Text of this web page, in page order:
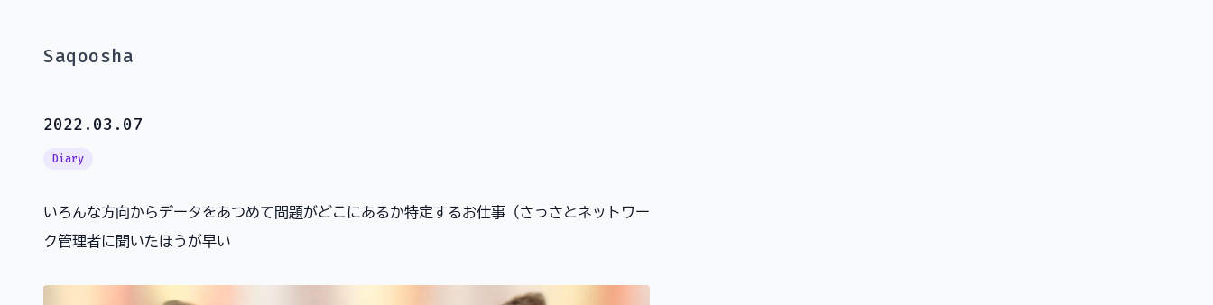
Saqoosha
2022.03.07
Diary
いろんな方向からデータをあつめて問題がどこにあるか特定するお仕事（さっさとネットワー
ク管理者に聞いたほうが早い